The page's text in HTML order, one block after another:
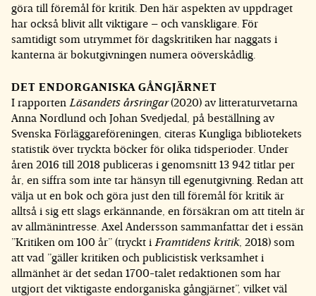
göra till föremål för kritik. Den här aspekten av uppdraget
har också blivit allt viktigare – och vanskligare. För
samtidigt som utrymmet för dagskritiken har naggats i
kanterna är bokutgivningen numera oöverskådlig.
DET ENDORGANISKA GÅNGJÄRNET
I rapporten Läsandets årsringar(2020) av litteraturvetarna
Anna Nordlund och Johan Svedjedal, på beställning av
Svenska Förläggareföreningen, citeras Kungliga bibliotekets
statistik över tryckta böcker för olika tidsperioder. Under
åren 2016 till 2018 publiceras i genomsnitt 13 942 titlar per
år, en siffra som inte tar hänsyn till egenutgivning. Redan att
välja ut en bok och göra just den till föremål för kritik är
alltså i sig ett slags erkännande, en försäkran om att titeln är
av allmänintresse. Axel Andersson sammanfattar det i essän
”Kritiken om 100 år” (tryckt i Framtidens kritik, 2018) som
att vad ”gäller kritiken och publicistisk verksamhet i
allmänhet är det sedan 1700-talet redaktionen som har
utgjort det viktigaste endorganiska gångjärnet”, vilket väl